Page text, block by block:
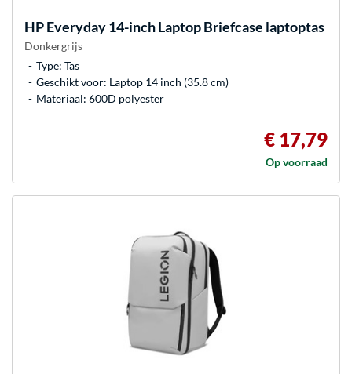
HPEveryday 14-inch Laptop Briefcase laptoptas
Donkergrijs
Type: Tas
Geschikt voor: Laptop 14 inch (35.8 cm)
Materiaal: 600D polyester
€ 17,79
Op voorraad